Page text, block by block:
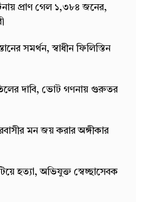
প্রাণ গেল ১,৩৮৪ জনের,
সমর্থন, স্বাধীন ফিলিস্তিন
দাবি, ভোট গণনায় গুরুতর
মন জয় করার অঙ্গীকার
হত্যা, অভিযুক্ত স্বেচ্ছাসেবক